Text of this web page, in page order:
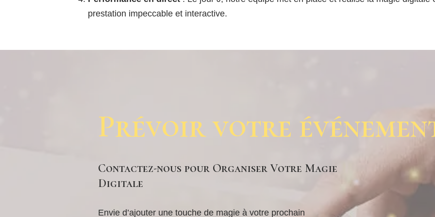
prestation impeccable et interactive.
Prévoir votre
Contactez-nous pour Organiser Votre Magie
Digitale
Envie d’ajouter une touche de magie à votre prochain